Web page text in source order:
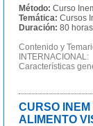
Método: Curso
Temática: Cursos
Duración: 80 horas
Contenido y
Características
CURSO
ALIMENTO